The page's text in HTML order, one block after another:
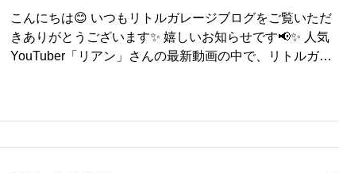
ンテナンスからカスタム、エアロパーツの取付まで幅広
く対応しております🚗🔧 お気軽にお問い合わせください
😊💛
こんにちは😊 いつもリトルガレージブログをご覧いただ
きありがとうございます✨ 嬉しいお知らせです📢✨ 人気
YouTuber「リアン」さんの最新動画の中で、リトルガレ
ッフ一同とても嬉しく思っております✨ 📺 動画タイトル